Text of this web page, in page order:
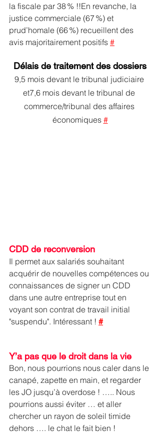
la fiscale par 38 % !!En revanche, la
justice commerciale (67 %) et
prud’homale (66 %) recueillent des
avis majoritairement positifs #
Délais de traitement des dossiers
9,5 mois devant le tribunal judiciaire
et7,6 mois devant le tribunal de
commerce/tribunal des affaires
économiques #
CDD de reconversion
Il permet aux salariés souhaitant
acquérir de nouvelles compétences ou
connaissances de signer un CDD
dans une autre entreprise tout en
voyant son contrat de travail initial
"suspendu". Intéressant ! #
Y’a pas que le droit dans la vie
Bon, nous pourrions nous caler dans le
canapé, zapette en main, et regarder
les JO jusqu’à overdose ! ….. Nous
pourrions aussi éviter … et aller
chercher un rayon de soleil timide
dehors …. le chat le fait bien !